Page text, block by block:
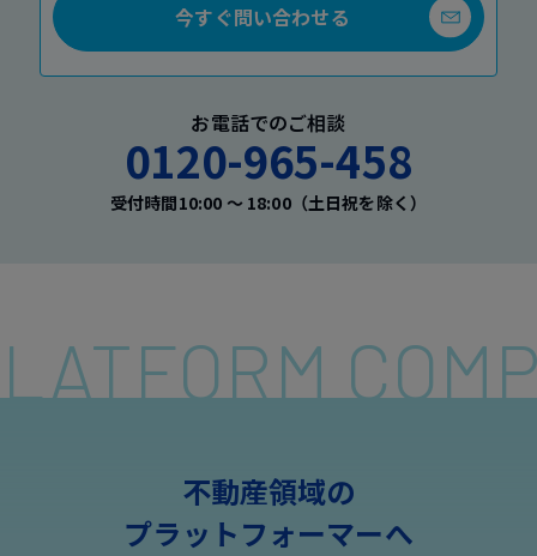
今すぐ問い合わせる
お電話でのご相談
0120-965-458
受付時間10:00 〜 18:00（土日祝を除く）
不動産領域の
プラットフォーマーへ